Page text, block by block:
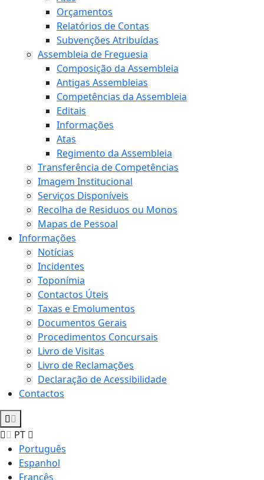
Orçamentos
Relatórios de Contas
Subvenções Atribuídas
Assembleia de Freguesia
Composição da Assembleia
Antigas Assembleias
Competências da Assembleia
Editais
Informações
Atas
Regimento da Assembleia
Transferência de Competências
Imagem Institucional
Serviços Disponíveis
Recolha de Residuos ou Monos
Mapas de Pessoal
Informações
Notícias
Incidentes
Toponímia
Contactos Úteis
Taxas e Emolumentos
Documentos Gerais
Procedimentos Concursais
Livro de Visitas
Livro de Reclamações
Declaração de Acessibilidade
Contactos
PT
Português
Espanhol
Francês